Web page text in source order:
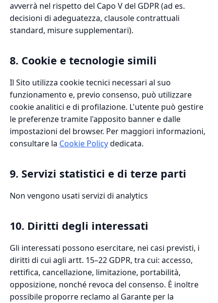
avverrà nel rispetto del Capo V del GDPR (ad es.
decisioni di adeguatezza, clausole contrattuali
standard, misure supplementari).
8. Cookie e tecnologie simili
Il Sito utilizza cookie tecnici necessari al suo
funzionamento e, previo consenso, può utilizzare
cookie analitici e di profilazione. L'utente può gestire
le preferenze tramite l'apposito banner e dalle
impostazioni del browser. Per maggiori informazioni,
consultare la Cookie Policydedicata.
9. Servizi statistici e di terze parti
Non vengono usati servizi di analytics
10. Diritti degli interessati
Gli interessati possono esercitare, nei casi previsti, i
diritti di cui agli artt. 15–22 GDPR, tra cui: accesso,
rettifica, cancellazione, limitazione, portabilità,
opposizione, nonché revoca del consenso. È inoltre
possibile proporre reclamo al Garante per la